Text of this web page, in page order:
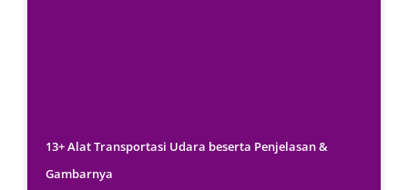
13+ Alat Transportasi Udara beserta Penjelasan &
Gambarnya